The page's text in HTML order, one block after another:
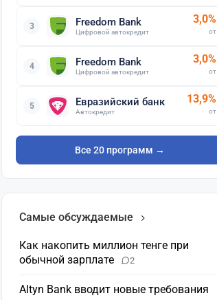
3 Freedom Bank
Цифровой автокредит
3,0%
от
4 Freedom Bank
Цифровой автокредит
3,0%
от
5 Евразийский банк
Автокредит
13,9%
от
Все 20 программ →
Самые обсуждаемые
Как накопить миллион тенге при
обычной зарплате
2
Altyn Bank вводит новые требования